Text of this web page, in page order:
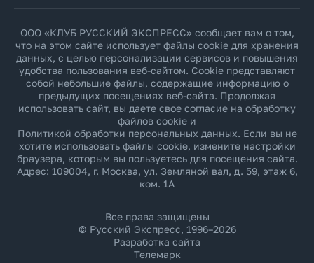
ООО «КЛУБ РУССКИЙ ЭКСПРЕСС» сообщает вам о том,
что на этом сайте использует файлы cookie для хранения
данных, с целью персонализации сервисов и повышения
удобства пользования веб-сайтом. Cookie представляют
собой небольшие файлы, содержащие информацию о
предыдущих посещениях веб-сайта. Продолжая
использовать сайт, вы даете свое согласие на обработку
файлов cookie и
Политикой обработки персональных данных. Если вы не
хотите использовать файлы cookie, измените настройки
браузера, которым вы пользуетесь для посещения сайта.
Адрес: 109004, г. Москва, ул. Земляной вал, д. 59, этаж 6,
ком. 1А
Все права защищены
© Русский Экспресс, 1996–2026
Разработка сайта
Телемарк